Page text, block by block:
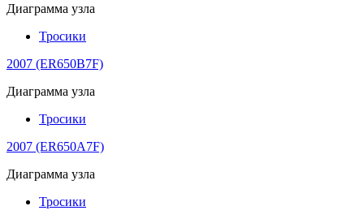
Диаграмма узла
Тросики
2007 (ER650B7F)
Диаграмма узла
Тросики
2007 (ER650A7F)
Диаграмма узла
Тросики